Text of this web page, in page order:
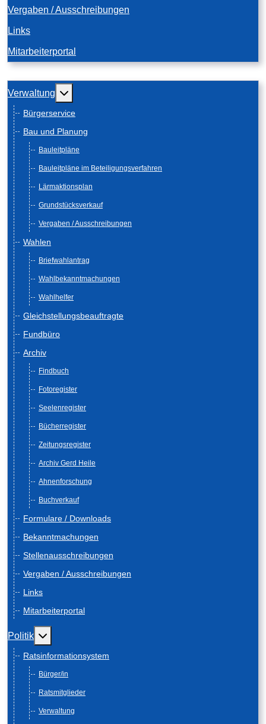
Vergaben / Ausschreibungen
Links
Mitarbeiterportal
Verwaltung Weitere Informationen: Verwaltung
Bürgerservice
Bau und Planung
Bauleitpläne
Bauleitpläne im Beteiligungsverfahren
Lärmaktionsplan
Grundstücksverkauf
Vergaben / Ausschreibungen
Wahlen
Briefwahlantrag
Wahlbekanntmachungen
Wahlhelfer
Gleichstellungsbeauftragte
Fundbüro
Archiv
Findbuch
Fotoregister
Seelenregister
Bücherregister
Zeitungsregister
Archiv Gerd Heile
Ahnenforschung
Buchverkauf
Formulare / Downloads
Bekanntmachungen
Stellenausschreibungen
Vergaben / Ausschreibungen
Links
Mitarbeiterportal
Politik Weitere Informationen: Politik
Ratsinformationsystem
Bürger/in
Ratsmitglieder
Verwaltung